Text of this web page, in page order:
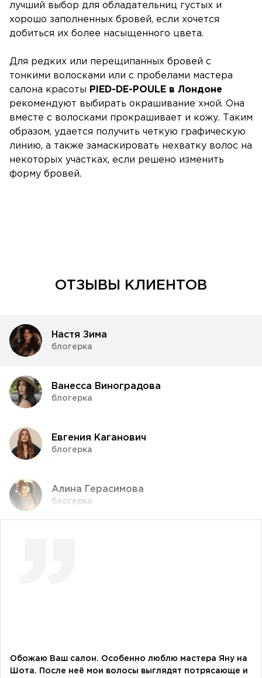
лучший выбор для обладательниц густых и
хорошо заполненных бровей, если хочется
добиться их более насыщенного цвета.
Для редких или перещипанных бровей с
тонкими волосками или с пробелами мастера
салона красоты PIED-DE-POULE в Лондоне
рекомендуют выбирать окрашивание хной. Она
вместе с волосками прокрашивает и кожу. Таким
образом, удается получить четкую графическую
линию, а также замаскировать нехватку волос на
некоторых участках, если решено изменить
форму бровей.
ОТЗЫВЫ КЛИЕНТОВ
Настя Зима
блогерка
Ванесса Виноградова
блогерка
Евгения Каганович
блогерка
Алина Герасимова
блогерка
блогерка
Обожаю Ваш салон. Особенно люблю мастера Яну на
Шота. После неё мои волосы выглядят потрясающе и